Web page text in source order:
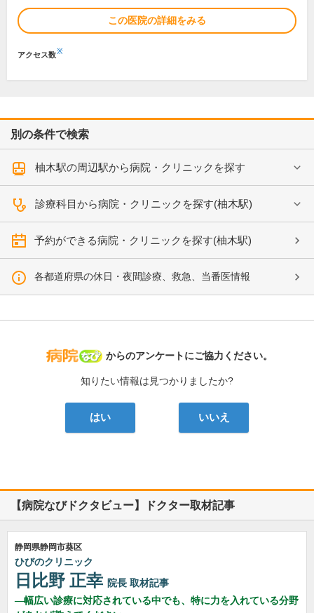
この医院の詳細をみる
アクセス数※
別の条件で検索
柚木駅の周辺駅から病院・クリニックを探す
診療科目から病院・クリニックを探す(柚木駅)
予約ができる病院・クリニックを探す(柚木駅)
各都道府県の休日・夜間診療、救急、当番医情報
病院なび
からのアンケートにご協力ください。
知りたい情報は見つかりましたか?
はい いいえ
【病院なびドクタビュー】ドクター取材記事
静岡県静岡市葵区
ひびのクリニック
日比野 正幸 院長 取材記事
幅広い診療に対応されている中でも、特に力を入れている分野